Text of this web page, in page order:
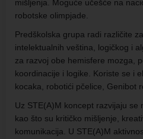
mišljenja. Moguće učešće na
robotske olimpjade.
Predškolska grupa radi različite
intelektualnih veština, logičkog i
za razvoj obe hemisfere mozga,
koordinacije i logike. Koriste se i
kocaka, robotići pčelice, Genibot
Uz STE(A)M koncept razvijaju se
kao što su kritičko mišljenje,
komunikacija. U STE(A)M